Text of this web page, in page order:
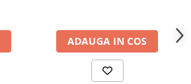
ADAUGA IN COS